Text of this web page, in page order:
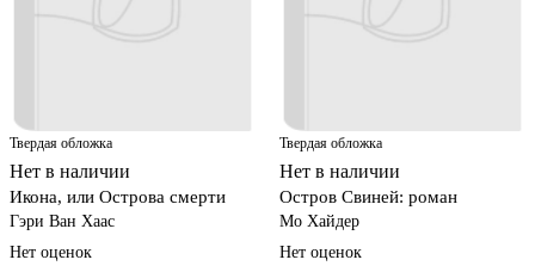
Твердая обложка
Нет в наличии
Икона, или Острова смерти
Гэри Ван Хаас
Нет оценок
Твердая обложка
Нет в наличии
Остров Свиней: роман
Мо Хайдер
Нет оценок